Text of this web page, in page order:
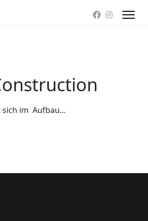
sich im Aufbau...